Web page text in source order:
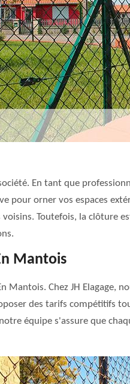
En tant que
orner vos espaces
Toutefois, la clôture
Mantois
Mantois. Chez JH Elagage,
des tarifs compétitifs
équipe s'assure que